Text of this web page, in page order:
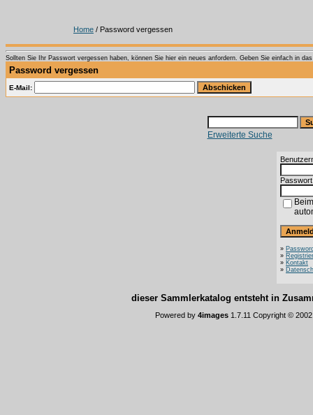
Home / Password vergessen
Sollten Sie Ihr Passwort vergessen haben, können Sie hier ein neues anfordern. Geben Sie einfach in
Password vergessen
E-Mail:
Erweiterte Suche
»
»
» Kontakt
»
dieser Sammlerkatalog entsteht in
Powered by 4images 1.7.11 Copyright ©